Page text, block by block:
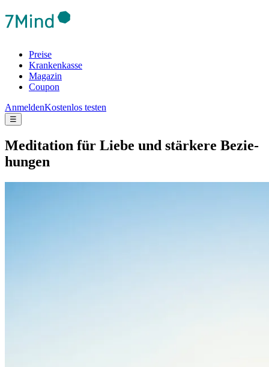
Preise
Krankenkasse
Magazin
Coupon
AnmeldenKostenlos testen
☰
Medi­ta­tion für Liebe und stär­kere Bezie­
hun­gen